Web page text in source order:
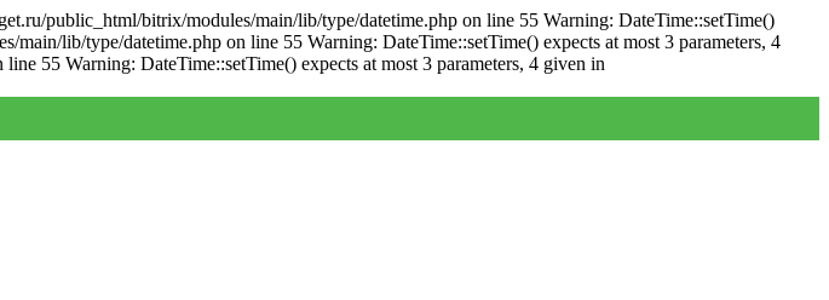
public_html/bitrix/modules/main/lib/type/datetime.php on line 55 Warning: DateTime::setTime()
lib/type/datetime.php on line 55 Warning: DateTime::setTime() expects at most 3 parameters, 4
55 Warning: DateTime::setTime() expects at most 3 parameters, 4 given in